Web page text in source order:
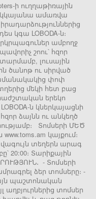
ի ուղղաթիռային
կկայանա ամառվա
կգա LOBODA-ն։
ամբողջ
շոու՝ հզոր
լուսային
ծանոթ ու սիրված
փոփ
մեկի հետ բաց
երեկո
ն կներկայացնի
ձայնն ու անկեղծ
Տոմսերի ՄԵԾ
կայքում։
տեղերն արագ
20:00։ Տարիքային
- Տոմսերի
ձեր տոմսերը։ -
պաշտոնական
աղբյուրներից տոմսեր